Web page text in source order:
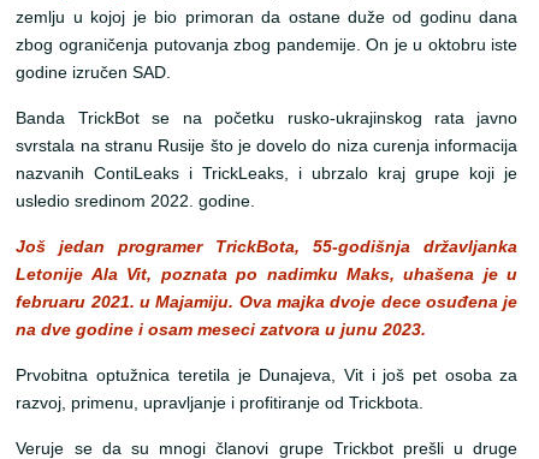
zemlju u kojoj je bio primoran da ostane duže od godinu dana
zbog ograničenja putovanja zbog pandemije. On je u oktobru iste
godine izručen SAD.
Banda TrickBot se na početku rusko-ukrajinskog rata javno
svrstala na stranu Rusije što je dovelo do niza curenja informacija
nazvanih ContiLeaks i TrickLeaks, i ubrzalo kraj grupe koji je
usledio sredinom 2022. godine.
Još jedan programer TrickBota, 55-godišnja državljanka
Letonije Ala Vit, poznata po nadimku Maks, uhašena je u
februaru 2021. u Majamiju. Ova majka dvoje dece osuđena je
na dve godine i osam meseci zatvora u junu 2023.
Prvobitna optužnica teretila je Dunajeva, Vit i još pet osoba za
razvoj, primenu, upravljanje i profitiranje od Trickbota.
Veruje se da su mnogi članovi grupe Trickbot prešli u druge